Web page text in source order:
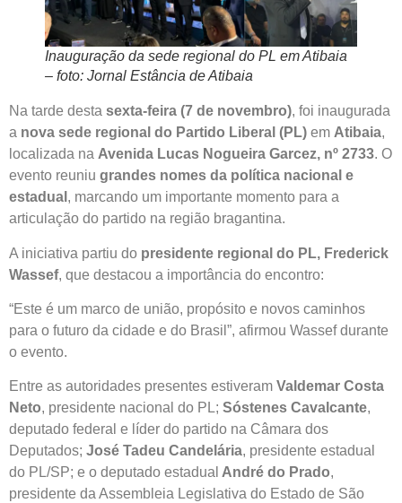
Inauguração da sede regional do PL em Atibaia
– foto: Jornal Estância de Atibaia
Na tarde desta sexta-feira (7 de novembro), foi inaugurada
a nova sede regional do Partido Liberal (PL) em Atibaia,
localizada na Avenida Lucas Nogueira Garcez, nº 2733. O
evento reuniu grandes nomes da política nacional e
estadual , marcando um importante momento para a
articulação do partido na região bragantina.
A iniciativa partiu do presidente regional do PL, Frederick
Wassef, que destacou a importância do encontro:
“Este é um marco de união, propósito e novos caminhos
para o futuro da cidade e do Brasil”, afirmou Wassef durante
o evento.
Entre as autoridades presentes estiveram Valdemar Costa
Neto, presidente nacional do PL; Sóstenes Cavalcante,
deputado federal e líder do partido na Câmara dos
Deputados; José Tadeu Candelária, presidente estadual
do PL/SP; e o deputado estadual André do Prado,
presidente da Assembleia Legislativa do Estado de São